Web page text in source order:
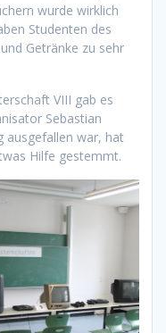
wurde wirklich
Studenten des
Getränke zu sehr
VIII gab es
Sebastian
ausgefallen war, hat
Hilfe gestemmt.